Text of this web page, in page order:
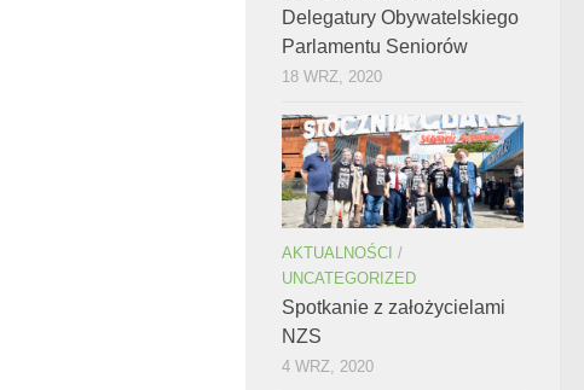
Delegatury Obywatelskiego
Parlamentu Seniorów
18 WRZ, 2020
AKTUALNOŚCI /
UNCATEGORIZED
Spotkanie z założycielami
NZS
4 WRZ, 2020